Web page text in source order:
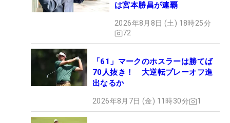
は宮本勝昌が連覇
2026年8月8日 (土) 18時25分
72
「61」マークのホスラーは勝てば
70人抜き！ 大逆転プレーオフ進
出なるか
2026年8月7日 (金) 11時30分 1